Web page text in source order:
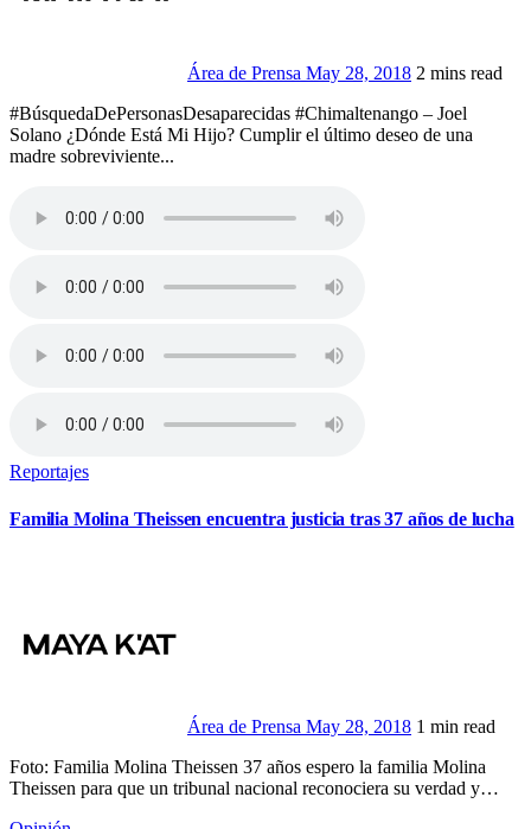
Área de Prensa May 28, 2018 2 mins read
#BúsquedaDePersonasDesaparecidas #Chimaltenango – Joel
Solano ¿Dónde Está Mi Hijo? Cumplir el último deseo de una
madre sobreviviente...
Reportajes
Familia Molina Theissen encuentra justicia tras 37 años de lucha
Área de Prensa May 28, 2018 1 min read
Foto: Familia Molina Theissen 37 años espero la familia Molina
Theissen para que un tribunal nacional reconociera su verdad y…